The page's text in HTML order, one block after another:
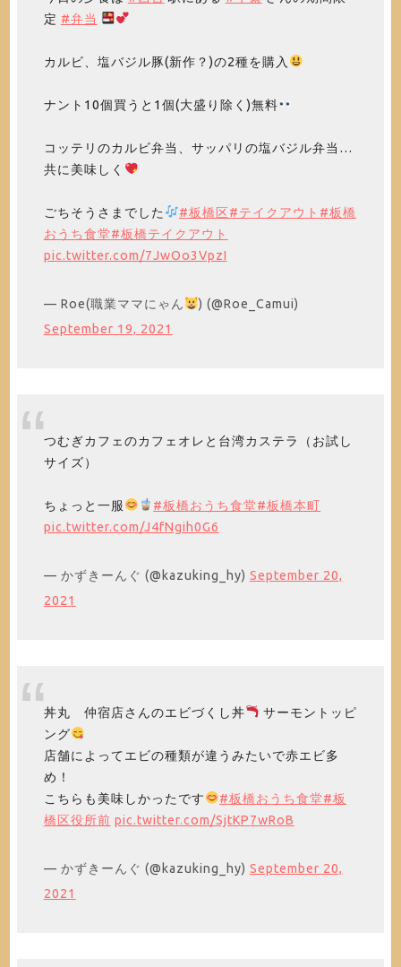
定 #弁当
カルビ、塩バジル豚(新作？)の2種を購入
ナント10個買うと1個(大盛り除く)無料
コッテリのカルビ弁当、サッパリの塩バジル弁当…
共に美味しく
ごちそうさまでした #板橋区#テイクアウト #板橋
おうち食堂#板橋テイクアウト
pic.twitter.com/7JwOo3VpzI
— Roe(職業ママにゃん
) (@Roe_Camui)
September 19, 2021
つむぎカフェのカフェオレと台湾カステラ（お試し
サイズ）
ちょっと一服 #板橋おうち食堂#板橋本町
pic.twitter.com/J4fNgih0G6
— かずきーんぐ (@kazuking_hy) September 20,
2021
丼丸 仲宿店さんのエビづくし丼
サーモントッピ
ング
店舗によってエビの種類が違うみたいで赤エビ多
め！
こちらも美味しかったです
#板橋おうち食堂#板
橋区役所前 pic.twitter.com/SjtKP7wRoB
— かずきーんぐ (@kazuking_hy) September 20,
2021